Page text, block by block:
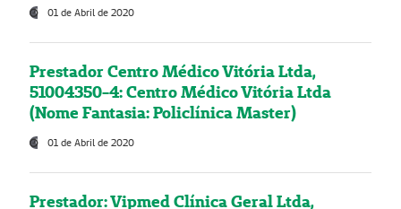
01 de Abril de 2020
Prestador Centro Médico Vitória Ltda,
51004350-4: Centro Médico Vitória Ltda
(Nome Fantasia: Policlínica Master)
01 de Abril de 2020
Prestador: Vipmed Clínica Geral Ltda,